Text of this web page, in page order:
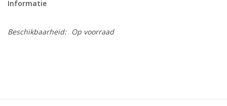
Informatie
Beschikbaarheid: Op voorraad